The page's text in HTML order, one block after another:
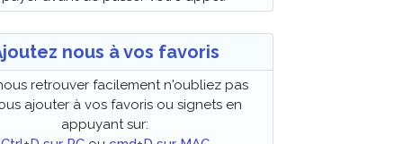
nous à vos favoris
retrouver facilement n'oubliez pas
ajouter à vos favoris ou signets en
appuyant sur: